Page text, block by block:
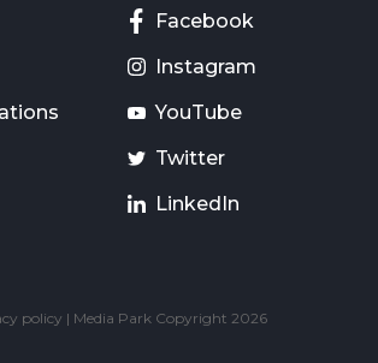
Facebook
Instagram
YouTube
Twitter
LinkedIn
policy | Media Park Copyright 2026